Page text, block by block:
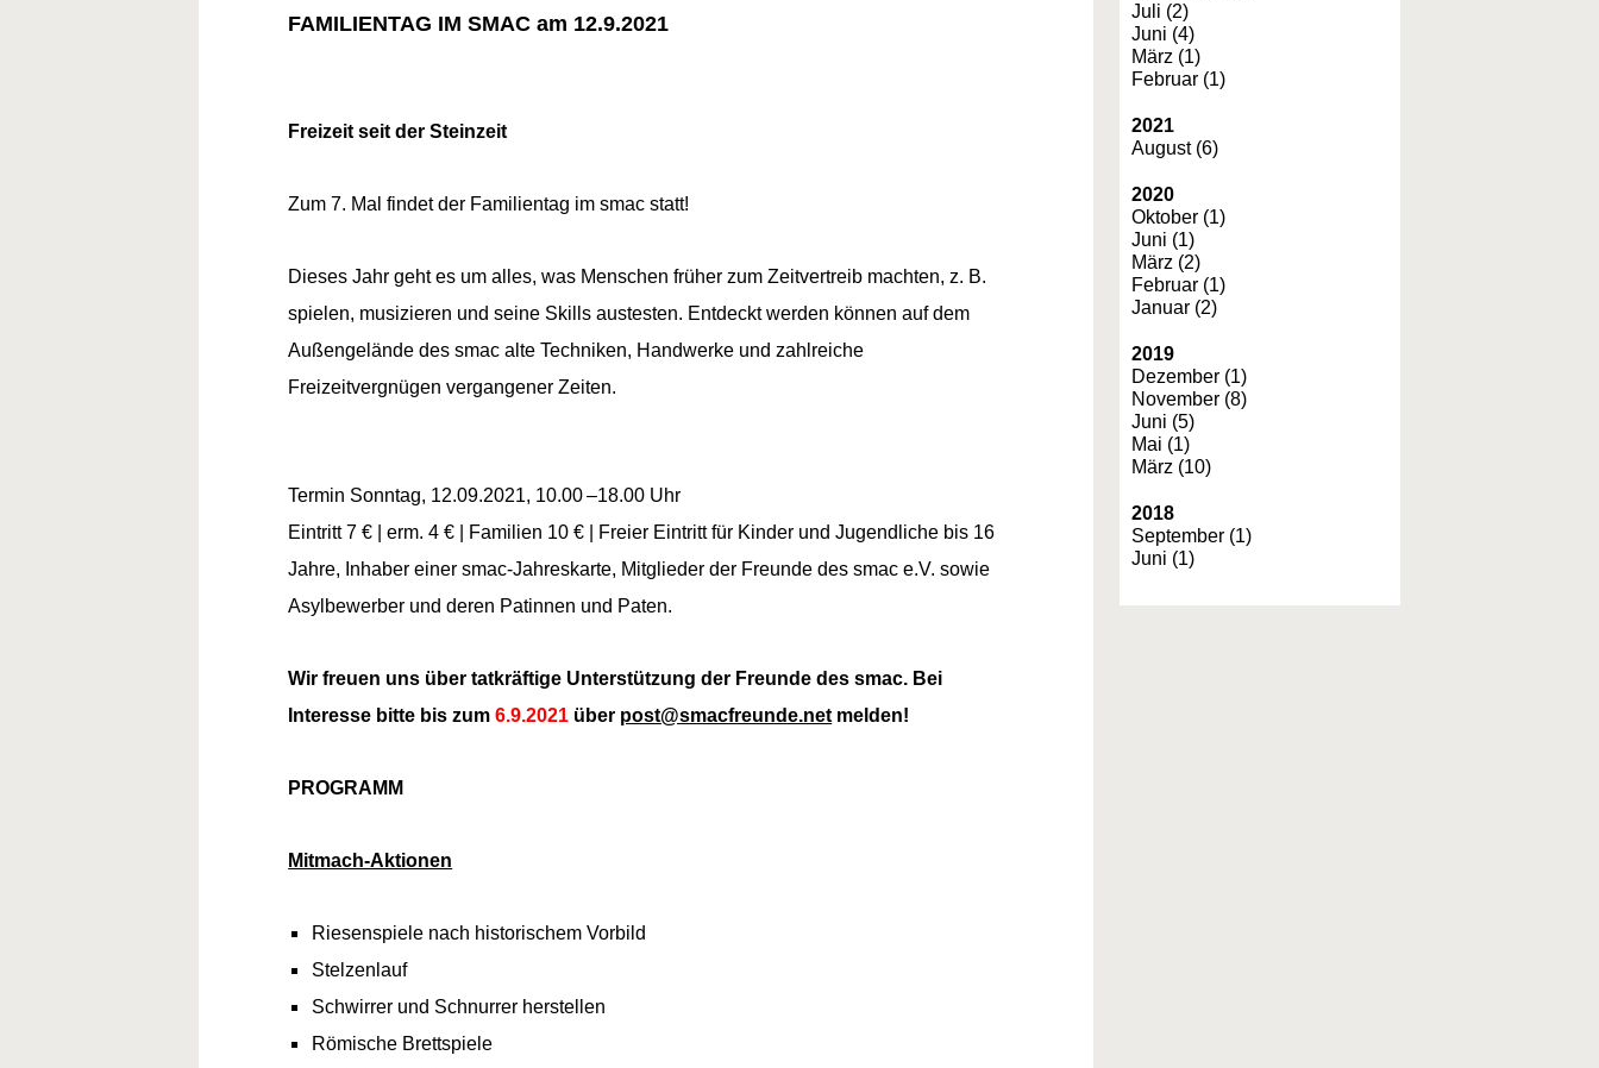
FAMILIENTAG IM SMAC am 12.9.2021
Freizeit seit der Steinzeit
Zum 7. Mal findet der Familientag im smac statt!
Dieses Jahr geht es um alles, was Menschen früher zum Zeitvertreib machten, z. B.
spielen, musizieren und seine Skills austesten. Entdeckt werden können auf dem
Außengelände des smac alte Techniken, Handwerke und zahlreiche
Freizeitvergnügen vergangener Zeiten.
Termin Sonntag, 12.09.2021, 10.00 –18.00 Uhr
Eintritt 7 € | erm. 4 € | Familien 10 € | Freier Eintritt für Kinder und Jugendliche bis 16
Jahre, Inhaber einer smac-Jahreskarte, Mitglieder der Freunde des smac e.V. sowie
Asylbewerber und deren Patinnen und Paten.
Wir freuen uns über tatkräftige Unterstützung der Freunde des smac. Bei
Interesse bitte bis zum6.9.2021 über post@smacfreunde.netmelden!
PROGRAMM
Mitmach-Aktionen
Riesenspiele nach historischem Vorbild
Stelzenlauf
Schwirrer und Schnurrer herstellen
Römische Brettspiele
Juli (2)
Juni (4)
März (1)
Februar (1)
2021
August (6)
2020
Oktober (1)
Juni (1)
März (2)
Februar (1)
Januar (2)
2019
Dezember (1)
November (8)
Juni (5)
Mai (1)
März (10)
2018
September (1)
Juni (1)